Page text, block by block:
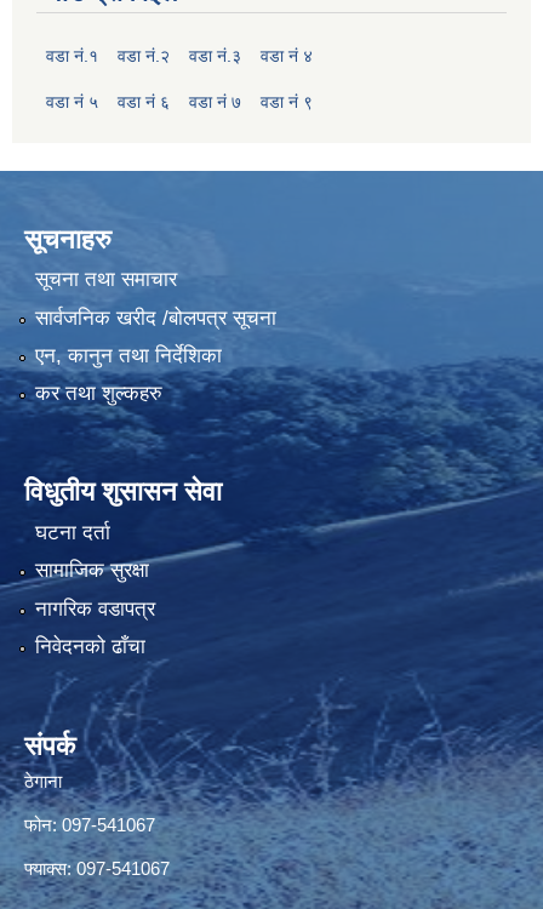
वडा नं.१ वडा नं.२ वडा नं.३ वडा नं ४
वडा नं ५ वडा नं ६ वडा नं ७ वडा नं ९
सूचनाहरु
सूचना तथा समाचार
सार्वजनिक खरीद /बोलपत्र सूचना
एन, कानुन तथा निर्देशिका
कर तथा शुल्कहरु
विधुतीय शुसासन सेवा
घटना दर्ता
सामाजिक सुरक्षा
नागरिक वडापत्र
निवेदनको ढाँचा
संपर्क
ठेगाना
फोन: 097-541067
फ्याक्स: 097-541067